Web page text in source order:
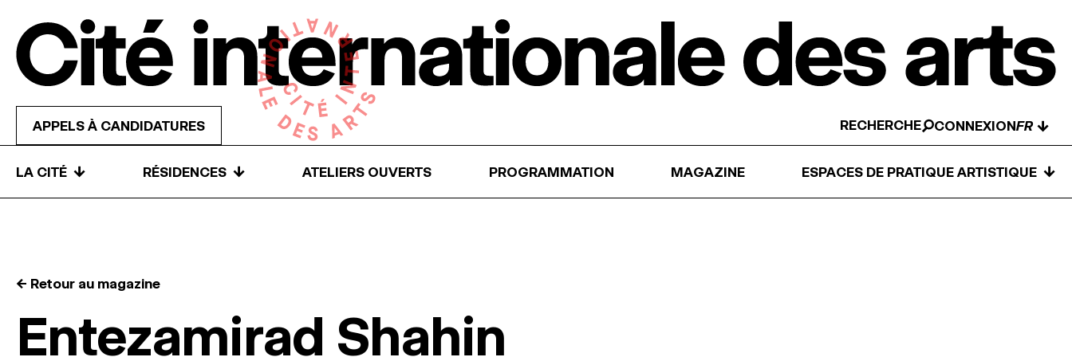
APPELS À CANDIDATURES RECHERCHE CONNEXION ↓
LA CITÉ ↓ RÉSIDENCES ↓ ATELIERS OUVERTS PROGRAMMATION MAGAZINE ESPACES DE PRATIQUE ARTISTIQUE ↓
← Retour au magazine
Entezamirad Shahin